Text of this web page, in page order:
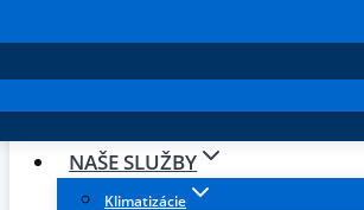
NAŠE SLUŽBY
Klimatizácie